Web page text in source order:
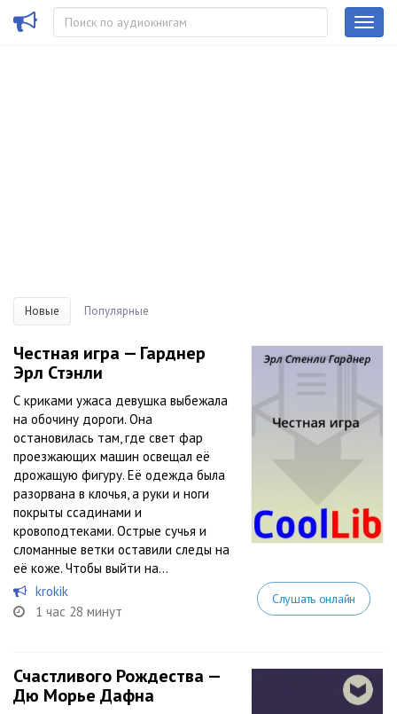
Новые Популярные
Честная игра — Гарднер
Эрл Стэнли
С криками ужаса девушка выбежала
на обочину дороги. Она
остановилась там, где свет фар
проезжающих машин освещал её
дрожащую фигуру. Её одежда была
разорвана в клочья, а руки и ноги
покрыты ссадинами и
кровоподтеками. Острые сучья и
сломанные ветки оставили следы на
её коже. Чтобы выйти на...
krоkіk
1 час 28 минут
Слушать онлайн
Счастливого Рождества —
Дю Морье Дафна